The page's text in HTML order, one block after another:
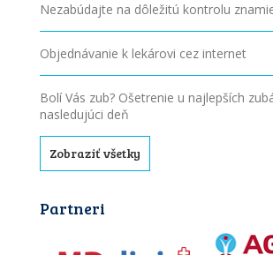
Nezabúdajte na dôležitú kontrolu
Objednávanie k lekárovi cez internet
Bolí Vás zub? Ošetrenie u najlepších
nasledujúci deň
Zobraziť všetky
Partneri